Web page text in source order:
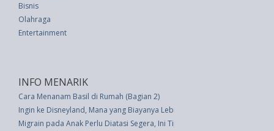
Bisnis
Olahraga
Entertainment
INFO MENARIK
Cara Menanam Basil di Rumah (Bagian 2)
Ingin ke Disneyland, Mana yang Biayanya Lebih Murah?
Migrain pada Anak Perlu Diatasi Segera, Ini Tipsnya